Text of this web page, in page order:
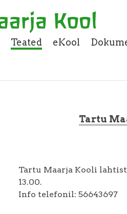
Teated eKool
Tartu
Tartu Maarja Kooli
13.00.
Info telefonil: 56643697